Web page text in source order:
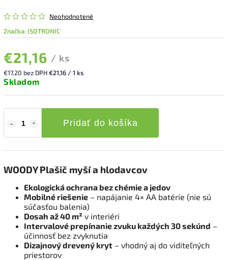
Neohodnotené
Značka: ISOTRONIC
€21,16 / ks
€17,20 bez DPH€21,16 / 1 ks
Skladom
Pridať do košíka
WOODY Plašič myší a hlodavcov
Ekologická ochrana bez chémie a jedov
Mobilné riešenie – napájanie 4× AA batérie (nie sú
súčasťou balenia)
Dosah až 40 m² v interiéri
Intervalové prepínanie zvuku každých 30 sekúnd –
účinnosť bez zvyknutia
Dizajnový drevený kryt – vhodný aj do viditeľných
priestorov